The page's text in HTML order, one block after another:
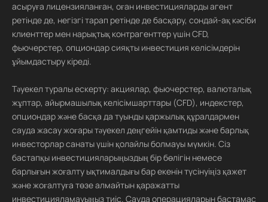
асыруға лицензияланған, оған инвестицияларды агент
ретінде де, негізгі тарап ретінде де басқару, сондай-ақ кәсіби
клиенттер мен нарықтық контрагенттер үшін CFD,
фьючерстер, опциондар сияқты инвестиция келісімдерін
ұйымдастыру кіреді.
Тәуекел туралы ескерту: акциялар, фьючерстер, валюталық
жұптар, айырмашылық келісімшарттары (CFD), индекстер,
опциондар және басқа да туынды қаржылық құралдармен
сауда жасау жоғары тәуекел деңгейін қамтиды және барлық
инвесторлар санаты үшін қолайлы болмауы мүмкін. Сіз
бастапқы инвестицияларыңыздың бір бөлігін немесе
барлығын жоғалту ықтималдығы бар екенін түсінуіңіз қажет
және жоғалтуға төзе алмайтын қаражатты
инвестицияламауыңыз тиіс. Сауда операцияларын бастамас